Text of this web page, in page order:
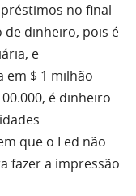
no final
de dinheiro, pois é
e
em $ 1 milhão
é dinheiro
que o Fed não
fazer a impressão